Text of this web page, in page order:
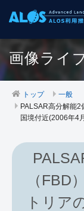
画像ライ
トップ
一般
PALSAR高分解能
国境付近(2006年4
（FBD
トリア